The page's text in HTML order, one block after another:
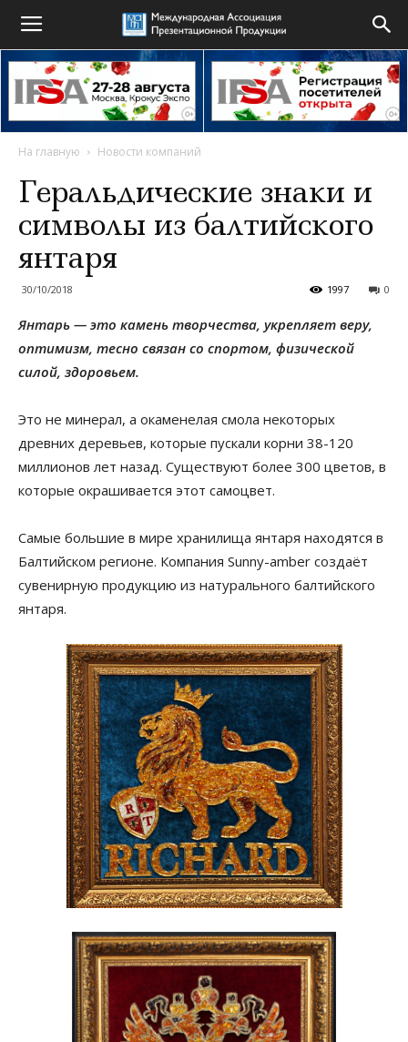
На главную Новости компаний
Геральдические знаки и
символы из балтийского
янтаря
30/10/2018 0
1997
Янтарь — это камень творчества, укрепляет веру,
оптимизм, тесно связан со спортом, физической
силой, здоровьем.
Это не минерал, а окаменелая смола некоторых
древних деревьев, которые пускали корни 38-120
миллионов лет назад. Существуют более 300 цветов, в
которые окрашивается этот самоцвет.
Самые большие в мире хранилища янтаря находятся в
Балтийском регионе. Компания Sunny-amber создаёт
сувенирную продукцию из натурального балтийского
янтаря.